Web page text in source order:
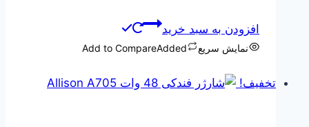
افزودن به سبد خرید
نمایش سریع Add to CompareAdded
تخفیف!